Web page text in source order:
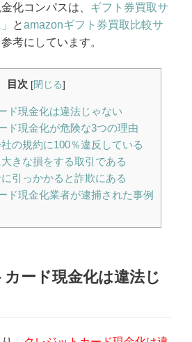
化コンパスは、 ギフト券買取サ
とamazonギフト券買取比較サ
参考にしています。
目次 [閉じる]
ド現金化は違法じゃない
ド現金化が危険な3つの理由
の規約に100％違反している
きな損をする取引である
引っかかると詐欺にある
ド現金化業者が逮捕された事例
ード現金化は違法じ